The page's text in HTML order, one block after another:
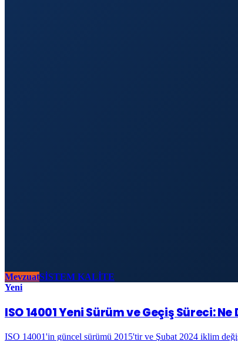
MevzuatSİSTEM KALİTE
Yeni
ISO 14001 Yeni Sürüm ve Geçiş Süreci:
ISO 14001'in güncel sürümü 2015'tir ve Şubat 2024 iklim